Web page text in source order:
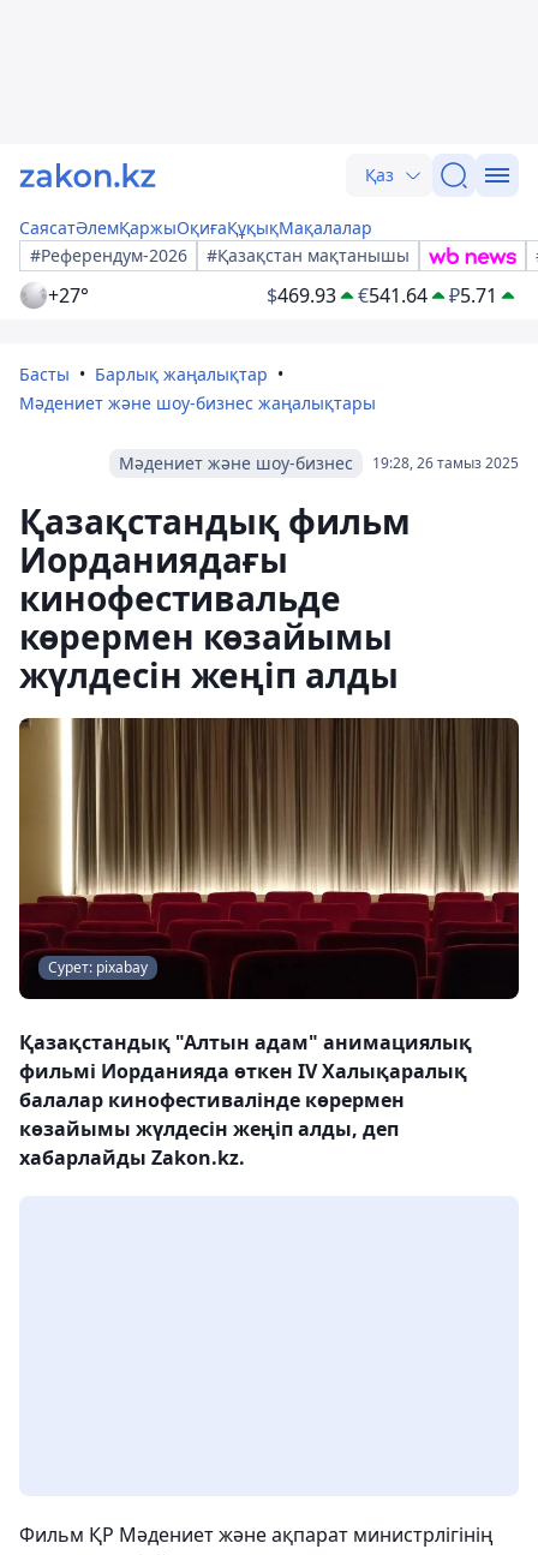
Қаз
СаясатӘлемҚаржыОқиғаҚұқықМақалалар
#Референдум-2026
#Қазақстан мақтанышы
+27° $469.93 €541.64 ₽5.71
Басты
Барлық жаңалықтар
Мәдениет және шоу-бизнес жаңалықтары
19:28, 26 тамыз 2025
Мәдениет және шоу-бизнес
Қазақстандық фильм
Иорданиядағы
кинофестивальде
көрермен көзайымы
жүлдесін жеңіп алды
Сурет: pixabay
Қазақстандық "Алтын адам" анимациялық
фильмі Иорданияда өткен IV Халықаралық
балалар кинофестивалінде көрермен
көзайымы жүлдесін жеңіп алды, деп
хабарлайды Zakon.kz.
Фильм ҚР Мәдениет және ақпарат министрлігінің